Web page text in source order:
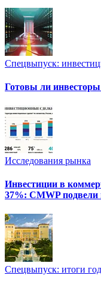
Спецвыпуск:
Готовы ли
Исследования рынка
Инвестиции в
37%: CMWP подвели
Спецвыпуск: итоги